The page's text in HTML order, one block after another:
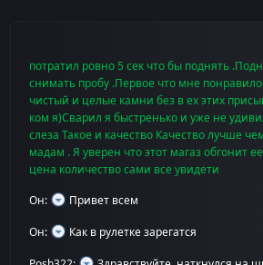
курьера видно что грамотно и
потратил ровно 5 сек что бы поднять
снимать пробу .Первое что мне
чистый и целые камни без в ех этих
ком я)Сварил я быстренько и уже не
слеза Такое и качество Качество лучше
мадам . Я уверен что этот магаз обгонит
цена количество сами все увидети
Он: Привет всем
Он: Как в рулетке зарегатся